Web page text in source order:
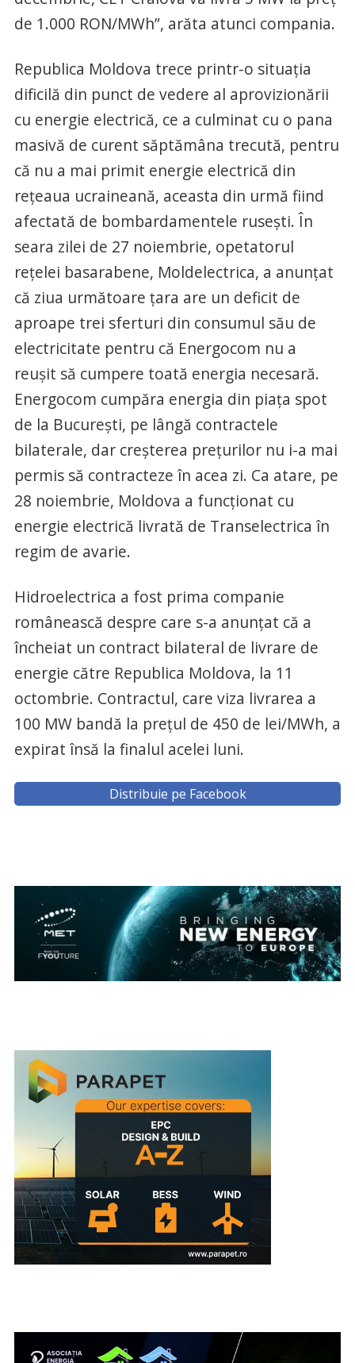
de 1.000 RON/MWh”, arăta atunci compania.
Republica Moldova trece printr-o situația
dificilă din punct de vedere al aprovizionării
cu energie electrică, ce a culminat cu o pana
masivă de curent săptămâna trecută, pentru
că nu a mai primit energie electrică din
rețeaua ucraineană, aceasta din urmă fiind
afectată de bombardamentele rusești. În
seara zilei de 27 noiembrie, opetatorul
rețelei basarabene, Moldelectrica, a anunțat
că ziua următoare țara are un deficit de
aproape trei sferturi din consumul său de
electricitate pentru că Energocom nu a
reușit să cumpere toată energia necesară.
Energocom cumpăra energia din piața spot
de la București, pe lângă contractele
bilaterale, dar creșterea prețurilor nu i-a mai
permis să contracteze în acea zi. Ca atare, pe
28 noiembrie, Moldova a funcționat cu
energie electrică livrată de Transelectrica în
regim de avarie.
Hidroelectrica a fost prima companie
românească despre care s-a anunțat că a
încheiat un contract bilateral de livrare de
energie către Republica Moldova, la 11
octombrie. Contractul, care viza livrarea a
100 MW bandă la prețul de 450 de lei/MWh, a
expirat însă la finalul acelei luni.
Distribuie pe Facebook